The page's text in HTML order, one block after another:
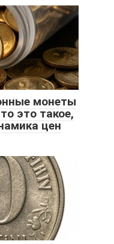
монеты
это такое,
цен